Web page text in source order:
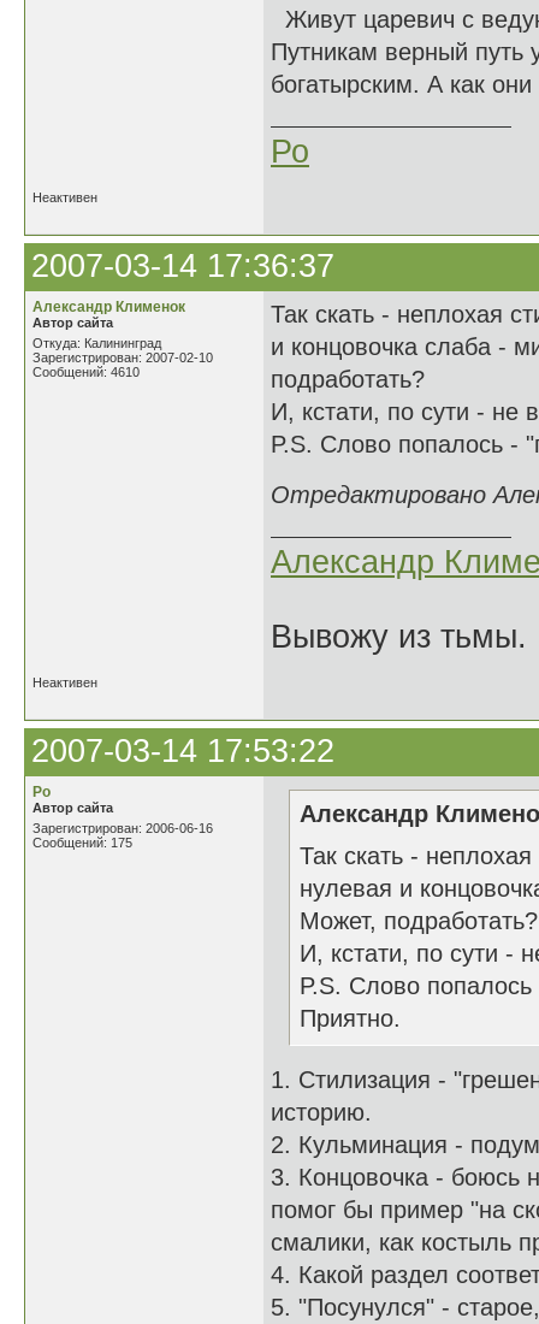
Живут царевич с
Путникам верный путь
богатырским. А как
Ро
Неактивен
2007-03-14 17:36:37
Александр Клименок
Автор сайта
Откуда: Калининград
Зарегистрирован: 2007-02-10
Сообщений: 4610
Так скать - неплохая
и концовочка слаба -
подработать?
И, кстати, по сути - не
P.S. Слово попалось -
Отредактировано
Александр
Вывожу из тьмы.
Неактивен
2007-03-14 17:53:22
Ро
Автор сайта
Зарегистрирован: 2006-06-16
Сообщений: 175
Александр
Так скать -
нулевая и
Может, подработать?
И, кстати, по сути -
P.S. Слово
Приятно.
1. Стилизация -
историю.
2. Кульминация -
3. Концовочка - боюсь
помог бы пример "на
смалики, как костыль
4. Какой раздел
5. "Посунулся" -